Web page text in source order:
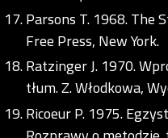
Parsons T. 1968. The
Free Press, New York.
Ratzinger J. 1970.
tłum. Z. Włodkowa,
Ricoeur P. 1975.